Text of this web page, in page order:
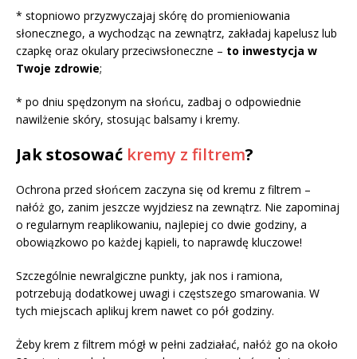
* stopniowo przyzwyczajaj skórę do promieniowania
słonecznego, a wychodząc na zewnątrz, zakładaj kapelusz lub
czapkę oraz okulary przeciwsłoneczne – to inwestycja w
Twoje zdrowie;
* po dniu spędzonym na słońcu, zadbaj o odpowiednie
nawilżenie skóry, stosując balsamy i kremy.
Jak stosować kremy z filtrem?
Ochrona przed słońcem zaczyna się od kremu z filtrem –
nałóż go, zanim jeszcze wyjdziesz na zewnątrz. Nie zapominaj
o regularnym reaplikowaniu, najlepiej co dwie godziny, a
obowiązkowo po każdej kąpieli, to naprawdę kluczowe!
Szczególnie newralgiczne punkty, jak nos i ramiona,
potrzebują dodatkowej uwagi i częstszego smarowania. W
tych miejscach aplikuj krem nawet co pół godziny.
Żeby krem z filtrem mógł w pełni zadziałać, nałóż go na około